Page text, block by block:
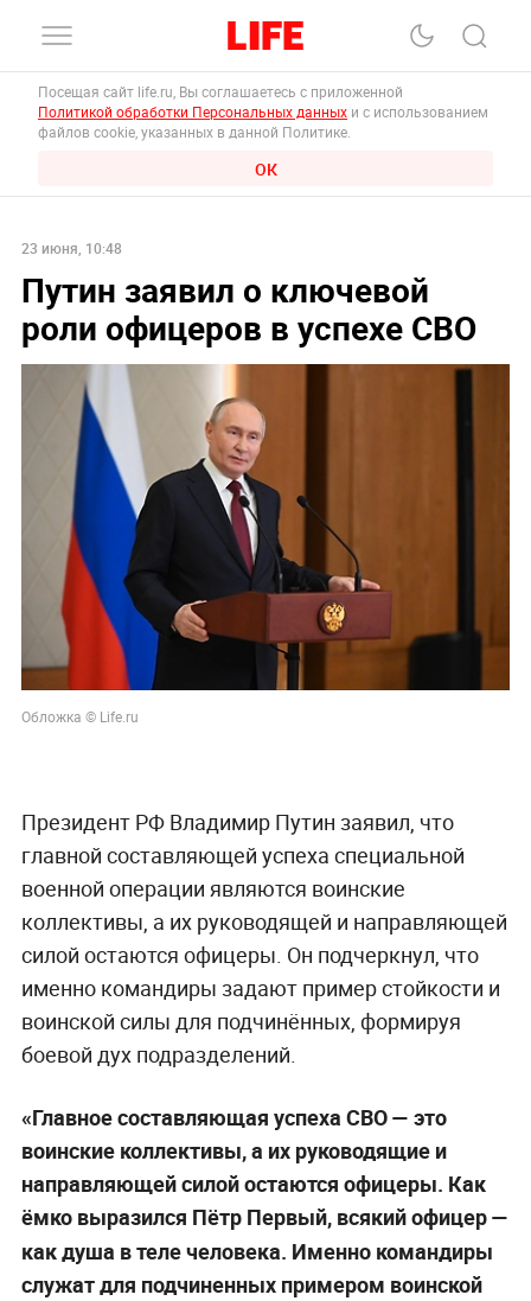
Посещая сайт life.ru, Вы соглашаетесь с приложенной
Политикой обработки Персональных данных и с использованием
файлов cookie, указанных в данной Политике.
ОК
23 июня, 10:48
Путин заявил о ключевой
роли офицеров в успехе СВО
Обложка © Life.ru
Президент РФ Владимир Путин заявил, что
главной составляющей успеха специальной
военной операции являются воинские
коллективы, а их руководящей и направляющей
силой остаются офицеры. Он подчеркнул, что
именно командиры задают пример стойкости и
воинской силы для подчинённых, формируя
боевой дух подразделений.
«Главное составляющая успеха СВО — это
воинские коллективы, а их руководящие и
направляющей силой остаются офицеры. Как
ёмко выразился Пётр Первый, всякий офицер —
как душа в теле человека. Именно командиры
служат для подчиненных примером воинской